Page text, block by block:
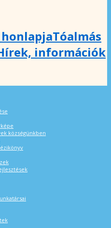
Tóalmás
információk
községünkben